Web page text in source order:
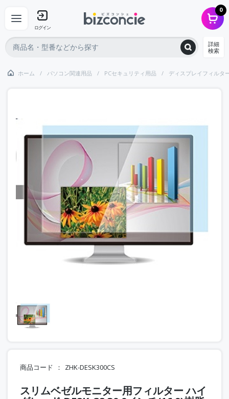
ログイン
0
詳細
検索
ホーム パソコン関連用品 PCセキュリティ用品 ディスプレイフィルタ
商品コード ZHK-DESK300CS
スリムベゼルモニター用フィルター ハイ